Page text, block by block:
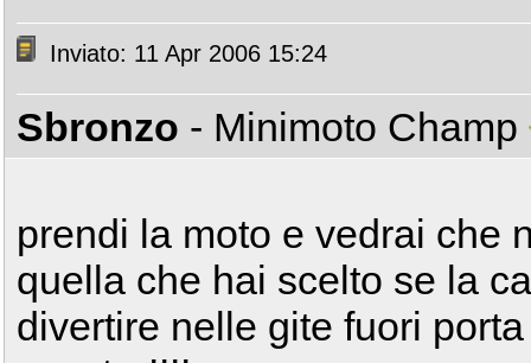
Inviato: 11 Apr 2006 15:24
Sbronzo - Minimoto Champ
prendi la moto e vedrai che
quella che hai scelto se la
divertire nelle gite fuori